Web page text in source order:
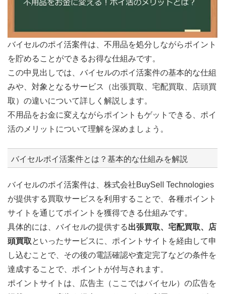
バイセルのポイ活案件は、不用品を処分しながらポイント
を貯めることができるお得な仕組みです。
この中見出しでは、バイセルのポイ活案件の基本的な仕組
みや、対象となるサービス（出張買取、宅配買取、店頭買
取）の違いについて詳しく解説します。
不用品をお金に変えながらポイントもゲットできる、ポイ
活のメリットについて理解を深めましょう。
バイセルポイ活案件とは？基本的な仕組みを解説
バイセルのポイ活案件は、株式会社BuySell Technologies
が提供する買取サービスを利用することで、各種ポイント
サイトを通じてポイントを獲得できる仕組みです。
具体的には、バイセルの提供する出張買取、宅配買取、店
頭買取といったサービスに、ポイントサイトを経由して申
し込むことで、その後の電話確認や査定完了などの条件を
達成することで、ポイントが付与されます。
ポイントサイトは、広告主（ここではバイセル）の広告を